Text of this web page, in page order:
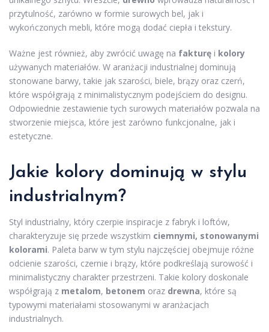
przytulność, zarówno w formie surowych bel, jak i
wykończonych mebli, które mogą dodać ciepła i tekstury.
Ważne jest również, aby zwrócić uwagę na fakturę i kolory
używanych materiałów. W aranżacji industrialnej dominują
stonowane barwy, takie jak szarości, biele, brązy oraz czerń,
które współgrają z minimalistycznym podejściem do designu.
Odpowiednie zestawienie tych surowych materiałów pozwala na
stworzenie miejsca, które jest zarówno funkcjonalne, jak i
estetyczne.
Jakie kolory dominują w stylu
industrialnym?
Styl industrialny, który czerpie inspiracje z fabryk i loftów,
charakteryzuje się przede wszystkim ciemnymi, stonowanymi
kolorami. Paleta barw w tym stylu najczęściej obejmuje różne
odcienie szarości, czernie i brązy, które podkreślają surowość i
minimalistyczny charakter przestrzeni. Takie kolory doskonale
współgrają z metalom, betonem oraz drewna, które są
typowymi materiałami stosowanymi w aranżacjach
industrialnych.